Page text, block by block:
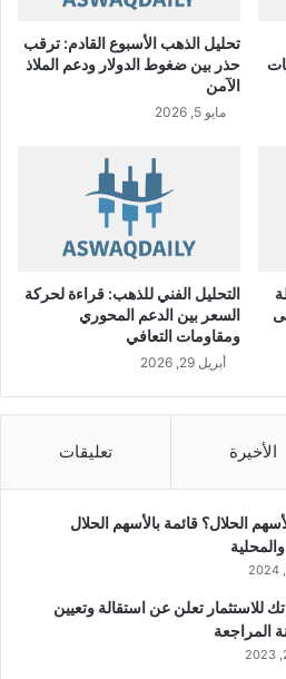
تحليل الذهب الأسبوع القادم: ترقب
حذر بين ضغوط الدولار ودعم الملاذ
الآمن
مايو 5, 2026
التحليل الفني للذهب: قراءة لحركة
السعر بين الدعم المحوري
ومقاومات التعافي
أبريل 29, 2026
الأخيرة تعليقات
الحلال؟ قائمة بالأسهم الحلال
للاستثمار تعلن عن استقالة وتعيين
المراجعة